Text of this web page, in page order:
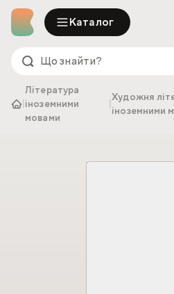
Каталог
Література
іноземними
мовами
|
Художня
іноземними